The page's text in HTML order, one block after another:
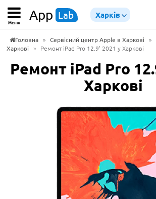
Меню App Lab Харків
Головна » Сервісний центр Apple в Харкові »
Харкові
» Ремонт iPad Pro 12.9' 2021 у Харкові
Ремонт iPad Pro
Харкові